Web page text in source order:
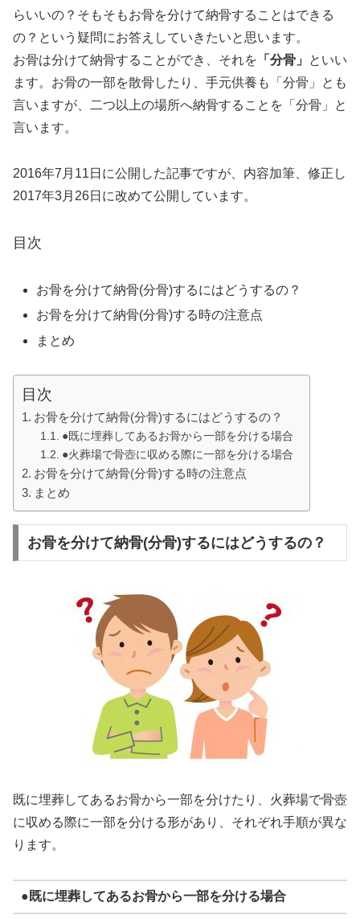
らいいの？そもそもお骨を分けて納骨することはできる
の？という疑問にお答えしていきたいと思います。
お骨は分けて納骨することができ、それを 「分骨」
といい
ます。お骨の一部を散骨したり、手元供養も「分骨」とも
言いますが、二つ以上の場所へ納骨することを「分骨」と
言います。
2016年7月11日に公開した記事ですが、内容加筆、修正し
2017年3月26日に改めて公開しています。
目次
お骨を分けて納骨(分骨)するにはどうするの？
お骨を分けて納骨(分骨)する時の注意点
まとめ
目次
お骨を分けて納骨(分骨)するにはどうするの？
●既に埋葬してあるお骨から一部を分ける場合
●火葬場で骨壺に収める際に一部を分ける場合
お骨を分けて納骨(分骨)する時の注意点
まとめ
お骨を分けて納骨(分骨)するにはどうするの？
既に埋葬してあるお骨から一部を分けたり、火葬場で骨壺
に収める際に一部を分ける形があり、それぞれ手順が異な
ります。
●既に埋葬してあるお骨から一部を分ける場合